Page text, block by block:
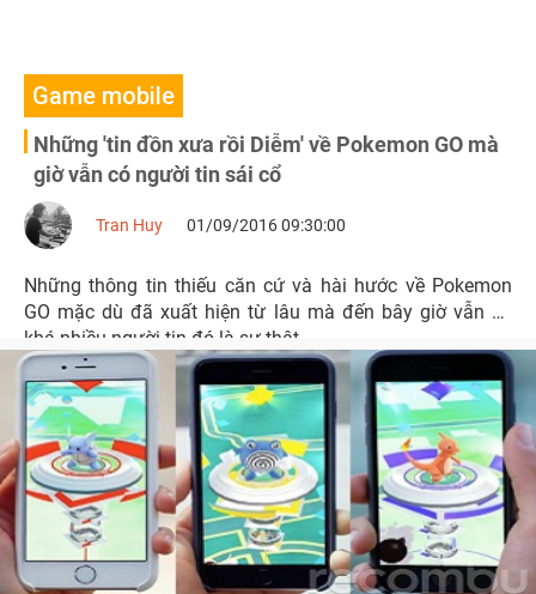
Game mobile
Những 'tin đồn xưa rồi Diễm' về Pokemon GO mà
giờ vẫn có người tin sái cổ
Tran Huy 01/09/2016 09:30:00
Những thông tin thiếu căn cứ và hài hước về Pokemon
GO mặc dù đã xuất hiện từ lâu mà đến bây giờ vẫn có
khá nhiều người tin đó là sự thật.